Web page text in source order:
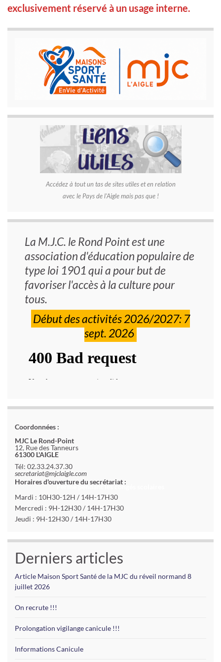
exclusivement réservé à un usage interne.
Accédez à tout un tas de sites utiles et en relation
avec le Pays de l'Aigle mais pas que !
La M.J.C. le Rond Point est une
association d'éducation populaire de
type loi 1901 qui a pour but de
favoriser l'accès à la culture pour
tous.
Début des activités 2026/2027: 7
sept. 2026
Coordonnées :
MJC Le Rond-Point
12, Rue des Tanneurs
61300 L'AIGLE
Tél: 02.33.24.37.30
secretariat@mjclaigle.com
Horaires d'ouverture du secrétariat :
Fermé pendant les congés scolaires
Mardi : 10H30-12H / 14H-17H30
Mercredi : 9H-12H30 / 14H-17H30
Jeudi : 9H-12H30 / 14H-17H30
Derniers articles
Article Maison Sport Santé de la MJC du réveil normand 8
juillet 2026
On recrute !!!
Prolongation vigilange canicule !!!
Informations Canicule